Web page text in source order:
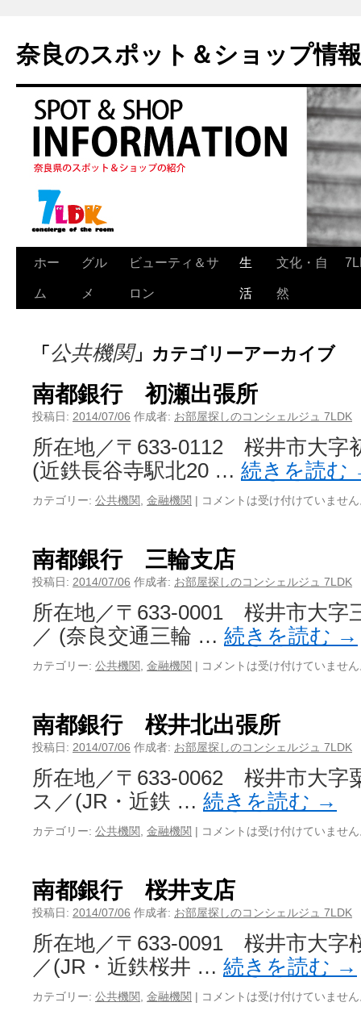
奈良のスポット＆ショップ情報
ホー
ム
グル
メ
ビューティ＆サ
ロン
生
活
文化・自
然
「 公共機関」カテゴリーアーカイブ
南都銀行 初瀬出張所
投稿日: 2014/07/06 作成者: お部屋探しのコンシェルジュ 7LDK
所在地／〒633-0112 桜井市大字
(近鉄長谷寺駅北20 … 続きを読む
カテゴリー: 公共機関 金融機関 | コメントは受け付けていませ
南都銀行 三輪支店
投稿日: 2014/07/06 作成者: お部屋探しのコンシェルジュ 7LDK
所在地／〒633-0001 桜井市大字
／ (奈良交通三輪 … 続きを読む →
カテゴリー: 公共機関 金融機関 | コメントは受け付けていませ
南都銀行 桜井北出張所
投稿日: 2014/07/06 作成者: お部屋探しのコンシェルジュ 7LDK
所在地／〒633-0062 桜井市大字
ス／(JR・近鉄 … 続きを読む →
カテゴリー: 公共機関 金融機関 | コメントは受け付けていませ
南都銀行 桜井支店
投稿日: 2014/07/06 作成者: お部屋探しのコンシェルジュ 7LDK
所在地／〒633-0091 桜井市大字
／(JR・近鉄桜井 … 続きを読む →
カテゴリー: 公共機関 金融機関 | コメントは受け付けていませ